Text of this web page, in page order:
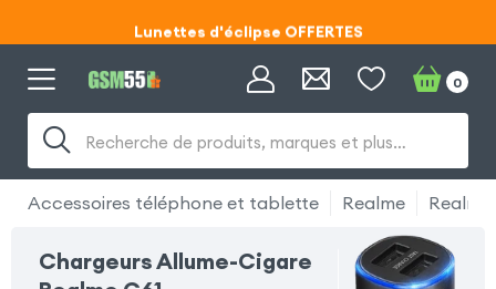
Lunettes d'éclipse OFFERTES
Code ECLIPSE55
Code ECLIPSE55
Recherche de produits, marques et plus…
0
Accessoires téléphone et tablette Realme Realme
Chargeurs Allume-Cigare